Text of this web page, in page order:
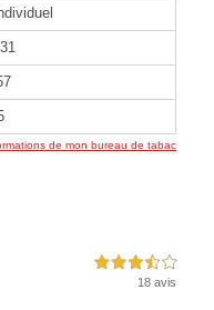
de mon bureau de tabac
3,5 étoiles sur 5
18 avis